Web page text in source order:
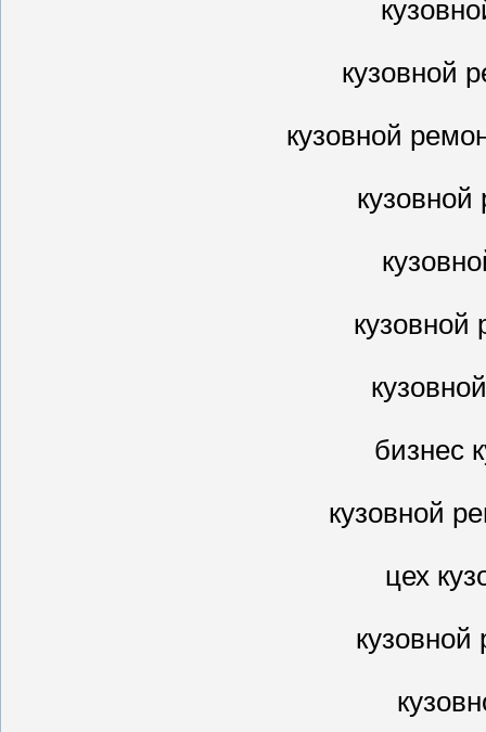
кузовной
кузовной
кузовной
бизнес
кузовной
цех
кузовной